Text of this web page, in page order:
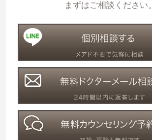
まずはご相談ください。